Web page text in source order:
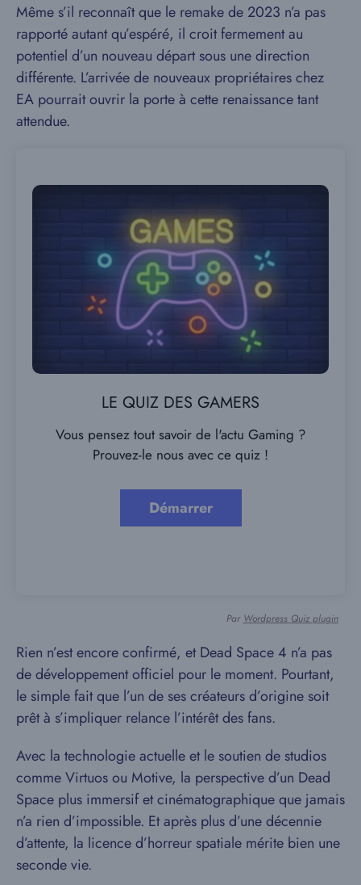
Même s’il reconnaît que le remake de 2023 n’a pas
rapporté autant qu’espéré, il croit fermement au
potentiel d’un nouveau départ sous une direction
différente. L’arrivée de nouveaux propriétaires chez
EA pourrait ouvrir la porte à cette renaissance tant
attendue.
LE QUIZ DES GAMERS
Vous pensez tout savoir de l'actu Gaming ?
Prouvez-le nous avec ce quiz !
Par Wordpress Quiz plugin
Rien n’est encore confirmé, et Dead Space 4 n’a pas
de développement officiel pour le moment. Pourtant,
le simple fait que l’un de ses créateurs d’origine soit
prêt à s’impliquer relance l’intérêt des fans.
Avec la technologie actuelle et le soutien de studios
comme Virtuos ou Motive, la perspective d’un Dead
Space plus immersif et cinématographique que jamais
n’a rien d’impossible. Et après plus d’une décennie
d’attente, la licence d’horreur spatiale mérite bien une
seconde vie.